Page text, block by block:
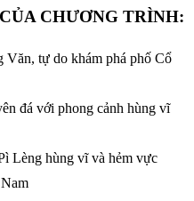
CHƯƠNG TRÌNH:
Văn, tự do khám phá phố Cổ
đá với phong cảnh hùng vĩ
Lèng hùng vĩ và hẻm vực